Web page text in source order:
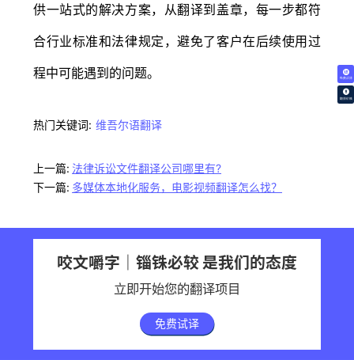
免费试译
翻译价格
供一站式的解决方案，从翻译到盖章，每一步都符
合行业标准和法律规定，避免了客户在后续使用过
程中可能遇到的问题。
热门关键词: 维吾尔语翻译
上一篇: 法律诉讼文件翻译公司哪里有?
下一篇: 多媒体本地化服务，电影视频翻译怎么找？
咬文嚼字｜锱铢必较 是我们的态度
立即开始您的翻译项目
免费试译